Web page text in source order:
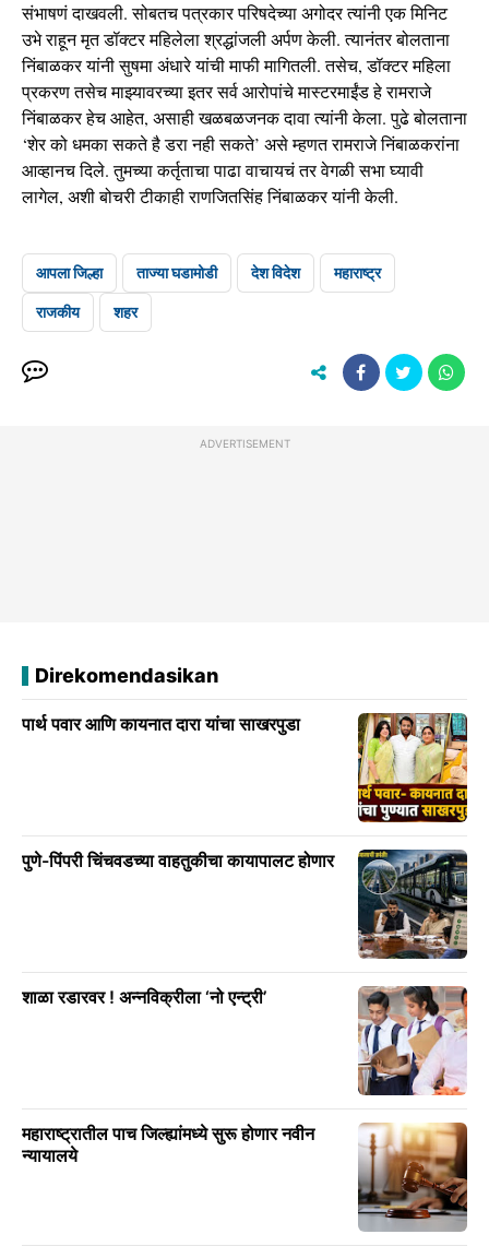
संभाषणं दाखवली. सोबतच पत्रकार परिषदेच्या अगोदर त्यांनी एक मिनिट
उभे राहून मृत डॉक्टर महिलेला श्रद्धांजली अर्पण केली. त्यानंतर बोलताना
निंबाळकर यांनी सुषमा अंधारे यांची माफी मागितली. तसेच, डॉक्टर महिला
प्रकरण तसेच माझ्यावरच्या इतर सर्व आरोपांचे मास्टरमाईंड हे रामराजे
निंबाळकर हेच आहेत, असाही खळबळजनक दावा त्यांनी केला. पुढे बोलताना
‘शेर को धमका सकते है डरा नही सकते’ असे म्हणत रामराजे निंबाळकरांना
आव्हानच दिले. तुमच्या कर्तृताचा पाढा वाचायचं तर वेगळी सभा घ्यावी
लागेल, अशी बोचरी टीकाही राणजितसिंह निंबाळकर यांनी केली.
आपला जिल्हा ताज्या घडामोडी देश विदेश महाराष्ट्र
राजकीय शहर
ADVERTISEMENT
Direkomendasikan
पार्थ पवार आणि कायनात दारा यांचा साखरपुडा
पुणे-पिंपरी चिंचवडच्या वाहतुकीचा कायापालट होणार
शाळा रडारवर ! अन्नविक्रीला ‘नो एन्ट्री’
महाराष्ट्रातील पाच जिल्ह्यांमध्ये सुरू होणार नवीन
न्यायालये